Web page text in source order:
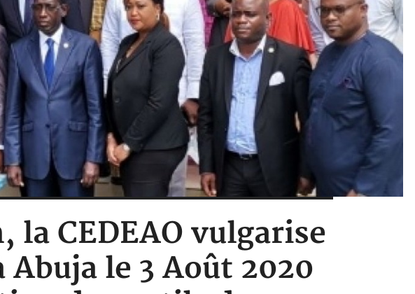
CEDEAO vulgarise
le 3 Août 2020